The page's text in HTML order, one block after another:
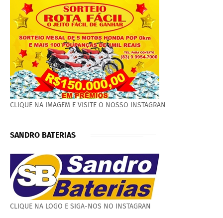
CLIQUE NA IMAGEM E VISITE O NOSSO INSTAGRAN
SANDRO BATERIAS
CLIQUE NA LOGO E SIGA-NOS NO INSTAGRAN